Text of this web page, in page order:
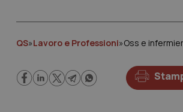
QS»Lavoro e Professioni»Oss e